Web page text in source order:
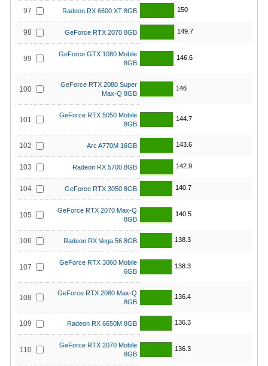
97 Radeon RX 6600 XT 8GB 150
98 GeForce RTX 2070 8GB 149.7
99
GeForce GTX 1080 Mobile
8GB
146.6
100
GeForce RTX 2080 Super
Max-Q 8GB
146
101
GeForce RTX 5050 Mobile
8GB
144.7
102 Arc A770M 16GB 143.6
103 Radeon RX 5700 8GB 142.9
104 GeForce RTX 3050 8GB 140.7
105
GeForce RTX 2070 Max-Q
8GB
140.5
106 Radeon RX Vega 56 8GB 138.3
107
GeForce RTX 3060 Mobile
6GB
138.3
108
GeForce RTX 2080 Max-Q
8GB
136.4
109 Radeon RX 6650M 8GB 136.3
110
GeForce RTX 2070 Mobile
8GB
136.3